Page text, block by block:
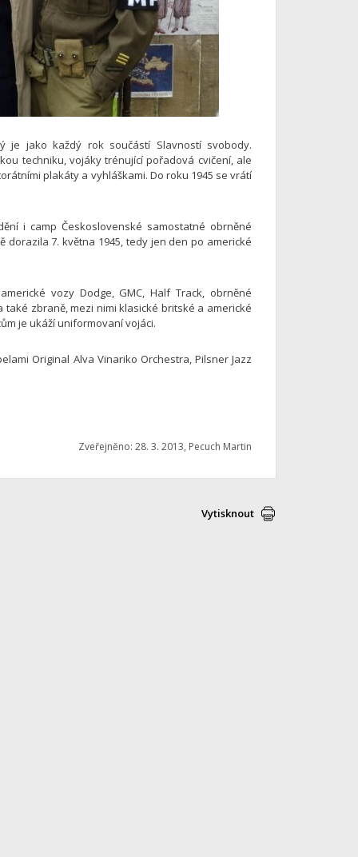
je jako každý rok součástí Slavností svobody.
techniku, vojáky trénující pořadová cvičení, ale
plakáty a vyhláškami. Do roku 1945 se vrátí
i camp Československé samostatné obrněné
7. května 1945, tedy jen den po americké
vozy Dodge, GMC, Half Track, obrněné
zbraně, mezi nimi klasické britské a americké
je ukáží uniformovaní vojáci.
Original Alva Vinariko Orchestra, Pilsner Jazz
Zveřejněno: 28. 3. 2013, Pecuch Martin
Vytisknout